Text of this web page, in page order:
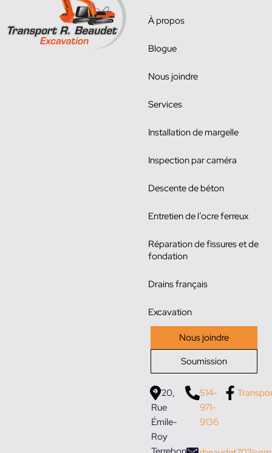
À propos
Blogue
Nous joindre
Services
Installation de margelle
Inspection par caméra
Descente de béton
Entretien de l’ocre ferreux
Réparation de fissures et de
fondation
Drains français
Excavation
Nous joindre
Soumission
3720,
Rue
Émile-
Roy
514-
971-
9136